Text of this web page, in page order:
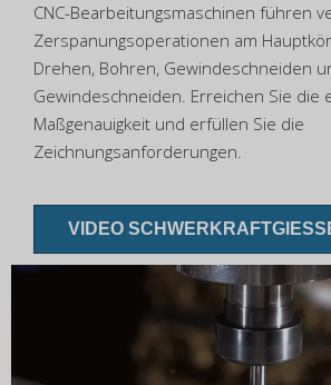
CNC-Bearbeitungsmaschinen führen
Zerspanungsoperationen am
Drehen, Bohren, Gewindeschneiden
Gewindeschneiden. Erreichen Sie die
Maßgenauigkeit und erfüllen Sie die
Zeichnungsanforderungen.
VIDEO